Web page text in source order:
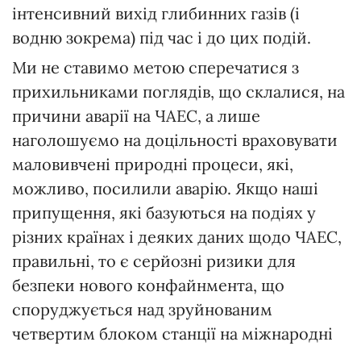
інтенсивний вихід глибинних газів (і
водню зокрема) під час і до цих подій.
Ми не ставимо метою сперечатися з
прихильниками поглядів, що склалися, на
причини аварії на ЧАЕС, а лише
наголошуємо на доцільності враховувати
маловивчені природні процеси, які,
можливо, посилили аварію. Якщо наші
припущення, які базуються на подіях у
різних країнах і деяких даних щодо ЧАЕС,
правильні, то є серйозні ризики для
безпеки нового конфайнмента, що
споруджується над зруйнованим
четвертим блоком станції на міжнародні